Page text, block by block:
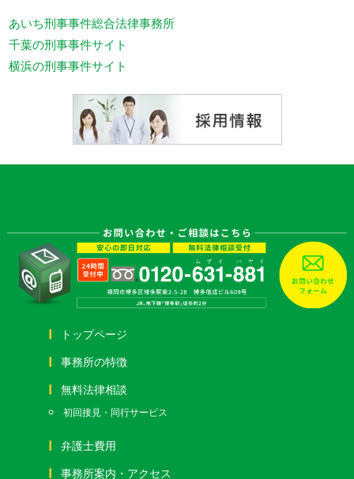
あいち刑事事件総合法律事務所
千葉の刑事事件サイト
横浜の刑事事件サイト
トップページ
事務所の特徴
無料法律相談
初回接見・同行サービス
弁護士費用
事務所案内・アクセス